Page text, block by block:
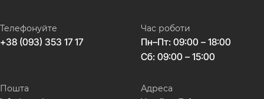
Телефонуйте
+38 (093) 353 17 17
Час роботи
Пн–Пт: 09:00 – 18:00
Сб: 09:00 – 15:00
Пошта Адреса